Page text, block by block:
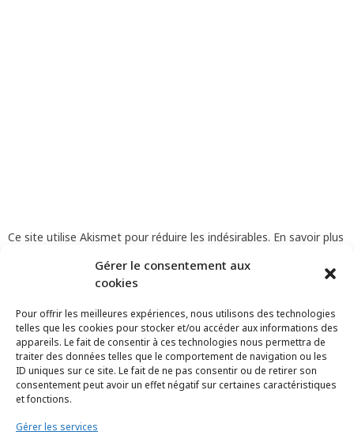
Gérer le consentement aux
cookies
Pour offrir les meilleures expériences, nous utilisons des technologies
telles que les cookies pour stocker et/ou accéder aux informations des
appareils. Le fait de consentir à ces technologies nous permettra de
traiter des données telles que le comportement de navigation ou les
ID uniques sur ce site. Le fait de ne pas consentir ou de retirer son
consentement peut avoir un effet négatif sur certaines caractéristiques
et fonctions.
Gérer les services
Ce site utilise Akismet pour réduire les indésirables. En savoir plus